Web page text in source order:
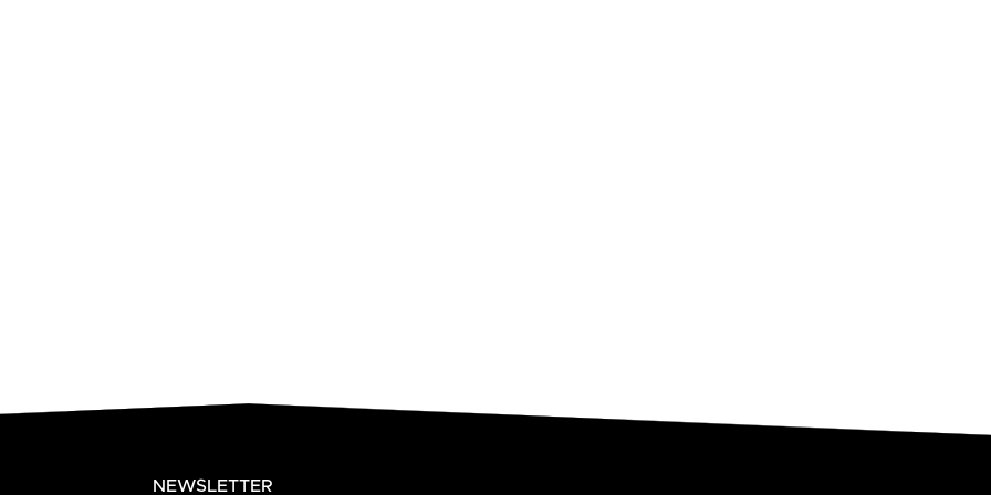
NEWSLETTER